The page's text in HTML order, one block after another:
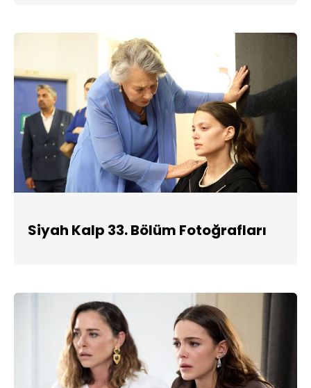
Siyah Kalp 33. Bölüm Fotoğrafları